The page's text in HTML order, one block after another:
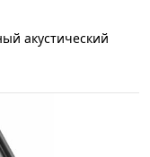
акустический